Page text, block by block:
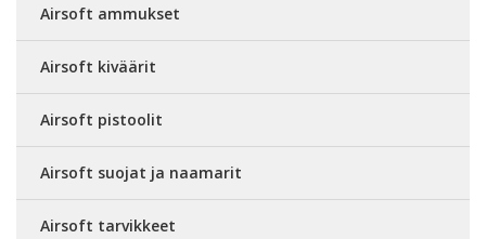
Airsoft ammukset
Airsoft kiväärit
Airsoft pistoolit
Airsoft suojat ja naamarit
Airsoft tarvikkeet